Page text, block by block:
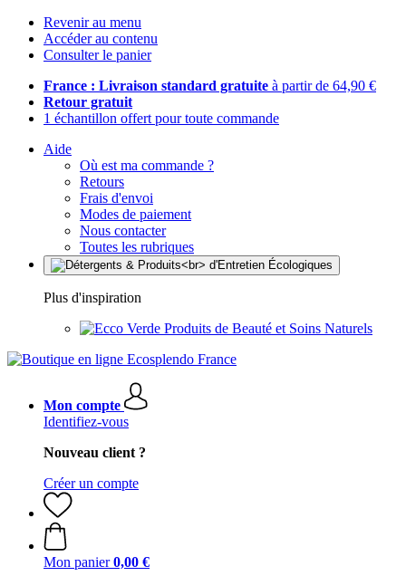
Revenir au menu
Accéder au contenu
Consulter le panier
France : Livraison standard gratuite à partir de 64,90 €
Retour gratuit
1 échantillon offert pour toute commande
Aide
Où est ma commande ?
Retours
Frais d'envoi
Modes de paiement
Nous contacter
Toutes les rubriques
Plus d'inspiration
Produits de Beauté et Soins Naturels
Mon compte
Identifiez-vous
Nouveau client ?
Créer un compte
Mon panier 0,00 €